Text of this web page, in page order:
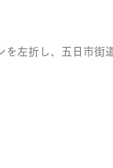
左折し、五日市街